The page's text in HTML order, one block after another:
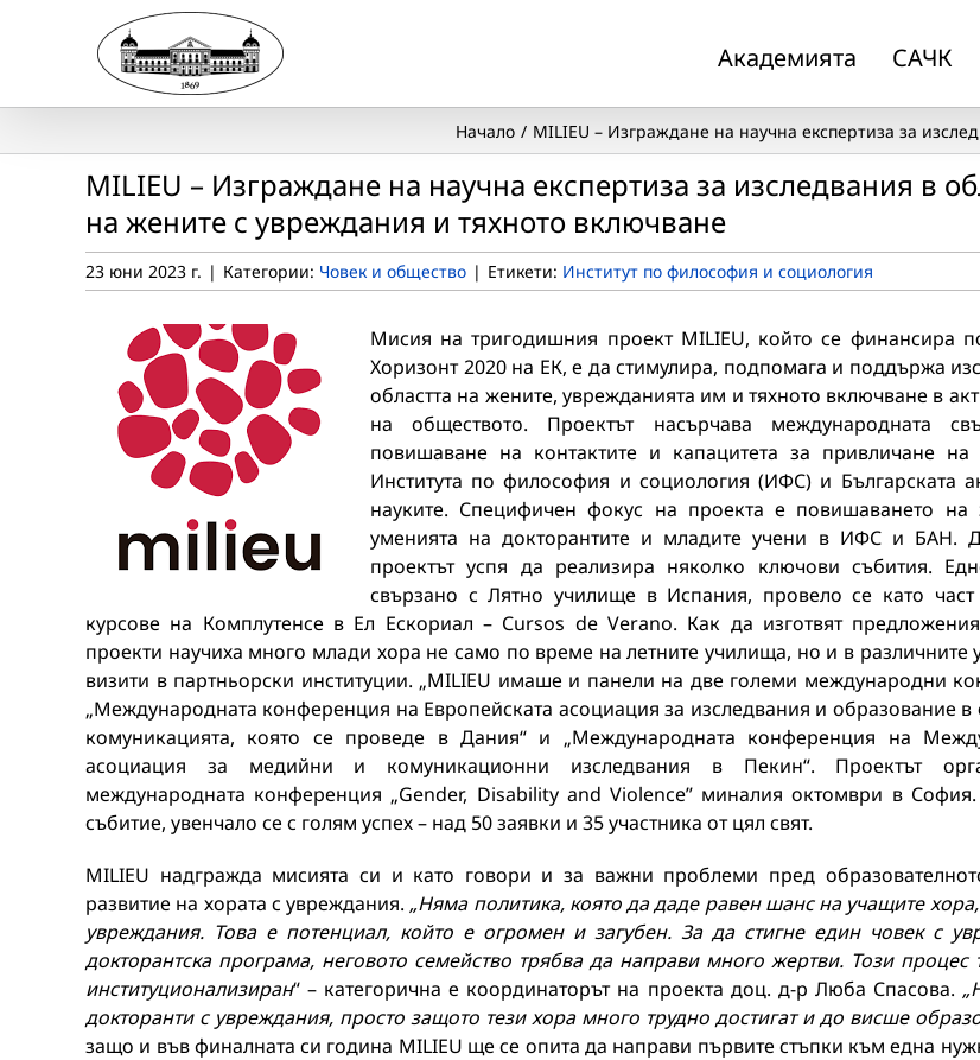
Академията САЧК
Начало MILIEU – Изграждане на научна експертиза за
MILIEU – Изграждане на научна експертиза за изследвания в
на жените с увреждания и тяхното включване
23 юни 2023 г. | Категории: Човек и общество | Етикети: Институт по философия и социология
Мисия на тригодишния проект MILIEU, който се финансира
Хоризонт 2020 на ЕК, е да стимулира, подпомага и поддържа
областта на жените, уврежданията им и тяхното включване в
на обществото. Проектът насърчава международната
повишаване на контактите и капацитета за привличане на
Института по философия и социология (ИФС) и Българската
науките. Специфичен фокус на проекта е повишаването на
уменията на докторантите и младите учени в ИФС и БАН.
проектът успя да реализира няколко ключови събития.
свързано с Лятно училище в Испания, провело се като част
курсове на Комплутенсе в Ел Ескориал – Cursos de Verano. Как да изготвят
проекти научиха много млади хора не само по време на летните училища, но и в
визити в партньорски институции. „MILIEU имаше и панели на две големи международни
„Международната конференция на Европейската асоциация за изследвания и образование в
комуникацията, която се проведе в Дания“ и „Международната конференция на
асоциация за медийни и комуникационни изследвания в Пекин“. Проектът
международната конференция „Gender, Disability and Violence” миналия октомври в
събитие, увенчало се с голям успех – над 50 заявки и 35 участника от цял свят.
MILIEU надгражда мисията си и като говори и за важни проблеми пред
развитие на хората с увреждания. „Няма политика, която да даде равен шанс на учащите
увреждания. Това е потенциал, който е огромен и загубен. За да стигне един човек с
докторантска програма, неговото семейство трябва да направи много жертви. Този процес
институционализиран“ – категорична е координаторът на проекта доц. д-р Люба Спасова.
докторанти с увреждания, просто защото тези хора много трудно достигат и до висше
защо и във финалната си година MILIEU ще се опита да направи първите стъпки към една